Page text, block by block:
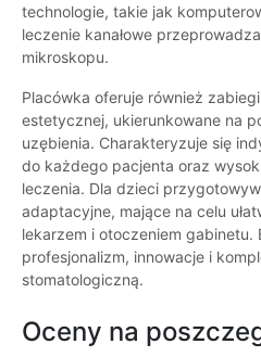
technologie, takie jak
leczenie kanałowe
mikroskopu.
Placówka oferuje również
estetycznej, ukierunkowane na
uzębienia. Charakteryzuje się
do każdego pacjenta oraz
leczenia. Dla dzieci
adaptacyjne, mające na celu
lekarzem i otoczeniem gabinetu.
profesjonalizm, innowacje i
stomatologiczną.
Oceny na